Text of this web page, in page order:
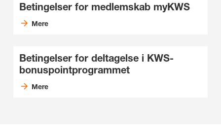
Betingelser for medlemskab myKWS
Mere
Betingelser for deltagelse i KWS-
bonuspointprogrammet
Mere